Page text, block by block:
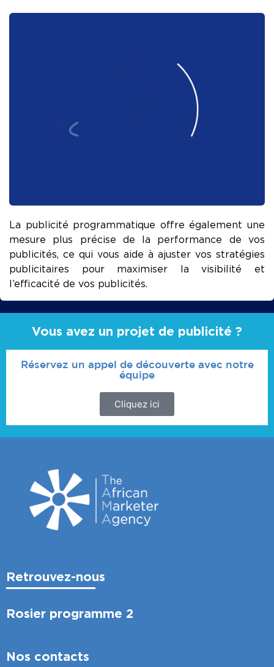
La publicité programmatique offre également une
mesure plus précise de la performance de vos
publicités, ce qui vous aide à ajuster vos stratégies
publicitaires pour maximiser la visibilité et
l’efficacité de vos publicités.
Vous avez un projet de publicité ?
Réservez un appel de découverte avec notre
équipe
Cliquez ici
Retrouvez-nous
Rosier programme 2
Nos contacts